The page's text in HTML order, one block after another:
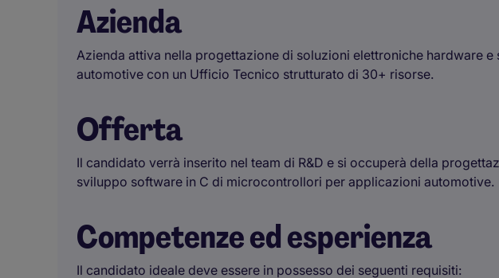
Azienda
Azienda attiva nella progettazione di soluzioni elettroniche hardware
automotive con un Ufficio Tecnico strutturato di 30+ risorse.
Offerta
Il candidato verrà inserito nel team di R&D e si occuperà della
sviluppo software in C di microcontrollori per applicazioni automotive.
Competenze ed esperienza
Il candidato ideale deve essere in possesso dei seguenti requisiti: